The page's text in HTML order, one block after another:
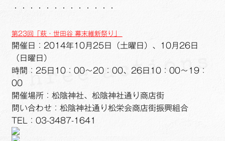
・・・・・・・・・・・・・
第23回「萩・世田谷 幕末維新祭り」
開催日：2014年10月25日（土曜日）、10月26日
（日曜日）
時間：25日10：00～20：00、26日10：00～19：
00
開催場所：松陰神社、松陰神社通り商店街
問い合わせ：松陰神社通り松栄会商店街振興組合
TEL：03-3487-1641